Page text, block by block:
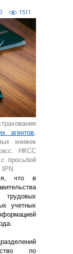
0 1511
агентов
книжек
НКСС
просьбой
что в
трудовых
учетных
по